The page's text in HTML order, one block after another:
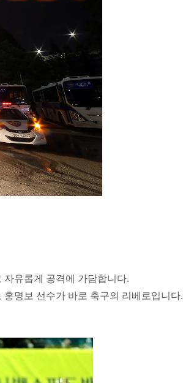
유롭게 공격에 가담합니다.
명보 선수가 바로 축구의 리베로입니다.